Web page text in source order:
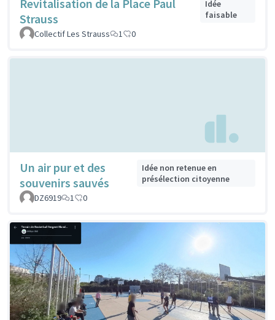
Revitalisation de la Place Paul
Strauss
Idée
faisable
Collectif Les Strauss
1 0
Un air pur et des
souvenirs sauvés
Idée non retenue en
présélection citoyenne
DZ6919
1 0